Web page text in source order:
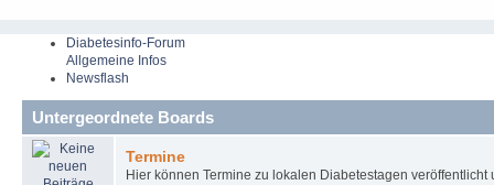
Diabetesinfo-Forum
Allgemeine Infos
Newsflash
Untergeordnete Boards
Termine
Hier können Termine zu lokalen Diabetestagen